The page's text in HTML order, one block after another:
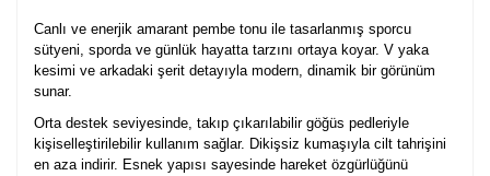
Canlı ve enerjik amarant pembe tonu ile tasarlanmış sporcu
sütyeni, sporda ve günlük hayatta tarzını ortaya koyar. V yaka
kesimi ve arkadaki şerit detayıyla modern, dinamik bir görünüm
sunar.
Orta destek seviyesinde, takıp çıkarılabilir göğüs pedleriyle
kişiselleştirilebilir kullanım sağlar. Dikişsiz kumaşıyla cilt tahrişini
en aza indirir. Esnek yapısı sayesinde hareket özgürlüğünü